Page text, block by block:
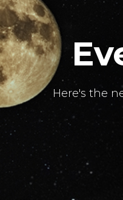
Here's the